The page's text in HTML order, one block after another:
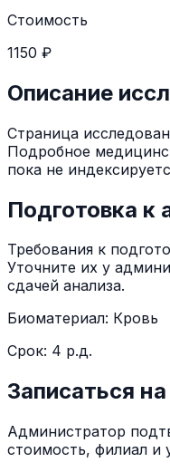
Стоимость
1150 ₽
Описание
Страница
Подробное
пока не
Подготовка к
Требования к
Уточните их у
сдачей анализа.
Биоматериал: Кровь
Срок: 4 р.д.
Записаться
Администратор
стоимость, филиал и